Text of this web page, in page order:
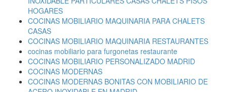
HOGARES
COCINAS MOBILIARIO MAQUINARIA PARA CHALETS
CASAS
COCINAS MOBILIARIO MAQUINARIA RESTAURANTES
cocinas mobiliario para furgonetas restaurante
COCINAS MOBILIARIO PERSONALIZADO MADRID
COCINAS MODERNAS
COCINAS MODERNAS BONITAS CON MOBILIARIO DE